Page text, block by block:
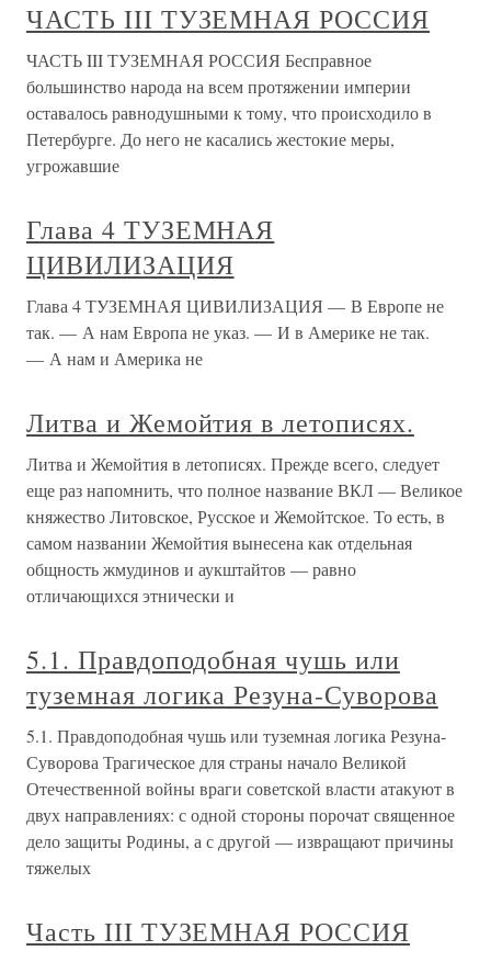
ЧАСТЬ III ТУЗЕМНАЯ РОССИЯ
ЧАСТЬ III ТУЗЕМНАЯ РОССИЯ Бесправное
большинство народа на всем протяжении империи
оставалось равнодушными к тому, что происходило в
Петербурге. До него не касались жестокие меры,
угрожавшие
Глава 4 ТУЗЕМНАЯ
ЦИВИЛИЗАЦИЯ
Глава 4 ТУЗЕМНАЯ ЦИВИЛИЗАЦИЯ — В Европе не
так. — А нам Европа не указ. — И в Америке не так.
— А нам и Америка не
Литва и Жемойтия в летописях.
Литва и Жемойтия в летописях. Прежде всего, следует
еще раз напомнить, что полное название ВКЛ — Великое
княжество Литовское, Русское и Жемойтское. То есть, в
самом названии Жемойтия вынесена как отдельная
общность жмудинов и аукштайтов — равно
отличающихся этнически и
5.1. Правдоподобная чушь или
туземная логика Резуна-Суворова
5.1. Правдоподобная чушь или туземная логика Резуна-
Суворова Трагическое для страны начало Великой
Отечественной войны враги советской власти атакуют в
двух направлениях: с одной стороны порочат священное
дело защиты Родины, а с другой — извращают причины
тяжелых
Часть III ТУЗЕМНАЯ РОССИЯ